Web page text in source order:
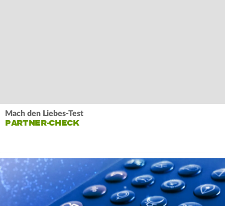
Mach den Liebes-Test
PARTNER-CHECK